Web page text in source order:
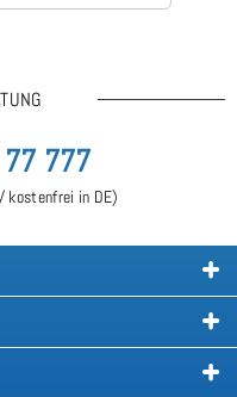
777
kostenfrei in DE)